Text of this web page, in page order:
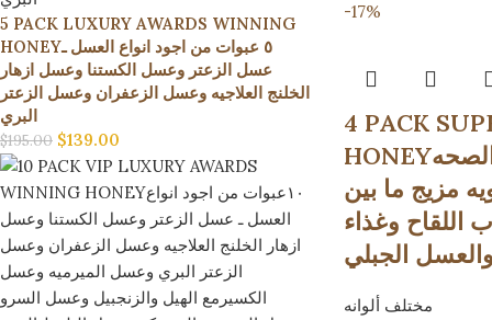
5 PACK LUXURY AWARDS WINNING
HONEY٥ عبوات من اجود انواع العسل ـ
عسل الزعتر وعسل الكستنا وعسل ازهار
الخلنج العلاجيه وعسل الزعفران وعسل الزعتر
البري
$195.00 $139.00
-17%
4 PACK
HONEY٤ عبوات الصحه
مزيج ما بين
اللقاح وغذاء
الجبلي
مختلف ألوانه